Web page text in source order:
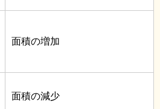
面積の増加
面積の減少